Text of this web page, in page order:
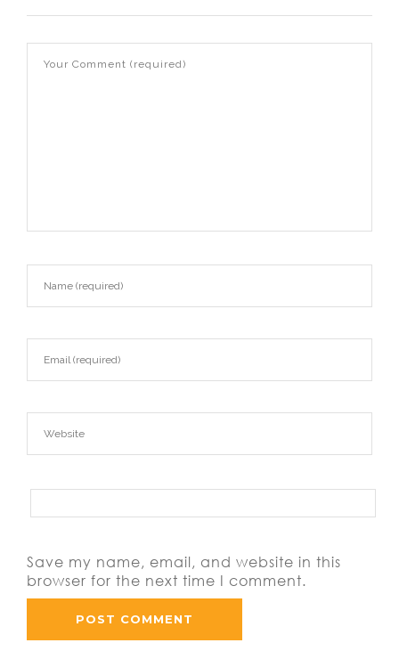
Save my name, email, and website in this
browser for the next time I comment.